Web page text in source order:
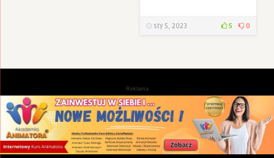
sty 5, 2023 5 0
Reklama